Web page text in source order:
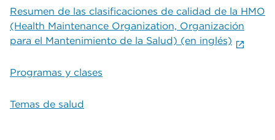
Resumen de las clasificaciones de calidad de la HMO
(Health Maintenance Organization, Organización
para el Mantenimiento de la Salud) (en inglés)
Programas y clases
Temas de salud